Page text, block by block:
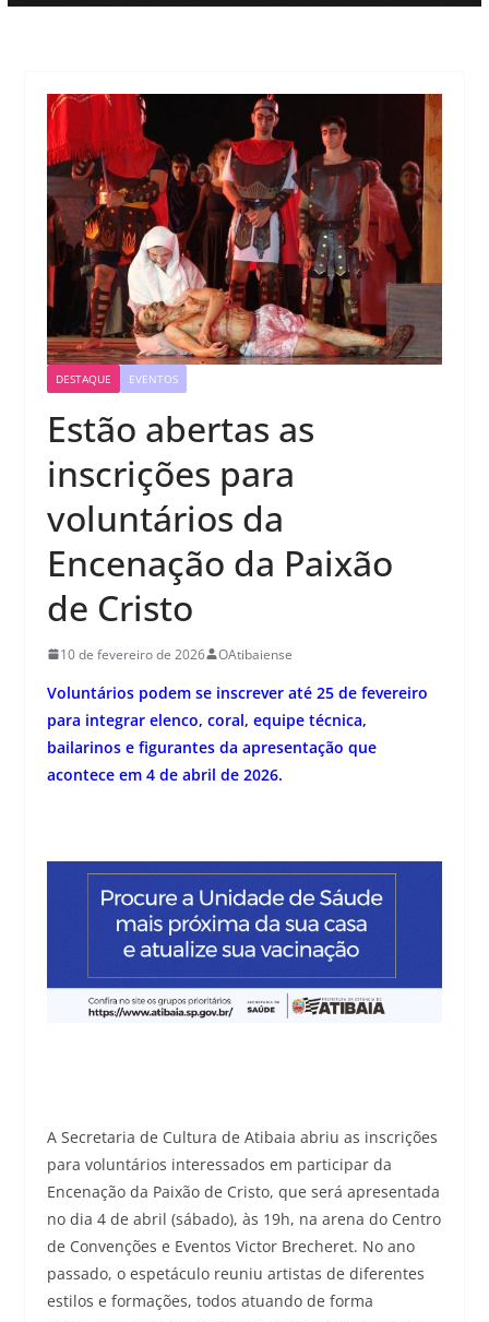
DESTAQUE EVENTOS
Estão abertas as
inscrições para
voluntários da
Encenação da Paixão
de Cristo
10 de fevereiro de 2026 OAtibaiense
Voluntários podem se inscrever até 25 de fevereiro
para integrar elenco, coral, equipe técnica,
bailarinos e figurantes da apresentação que
acontece em 4 de abril de 2026.
A Secretaria de Cultura de Atibaia abriu as inscrições
para voluntários interessados em participar da
Encenação da Paixão de Cristo, que será apresentada
no dia 4 de abril (sábado), às 19h, na arena do Centro
de Convenções e Eventos Victor Brecheret. No ano
passado, o espetáculo reuniu artistas de diferentes
estilos e formações, todos atuando de forma